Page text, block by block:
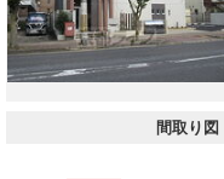
間取り図